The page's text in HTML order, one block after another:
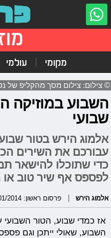
מקומי עולמי
© צילום: צילום מסך מהקליפ של
השבוע במוזיקה
שבועי
אלמוג הירש בטור
עבורכם את השירים
כדי שתוכלו להישאר
לפספס אף שיר טוב או
אלמוג הירש פרסום ראשון: 03/01/2014, 15:42
אז כמדי שבוע, הטור השבועי
השבוע, שאולי ייתכן וגם